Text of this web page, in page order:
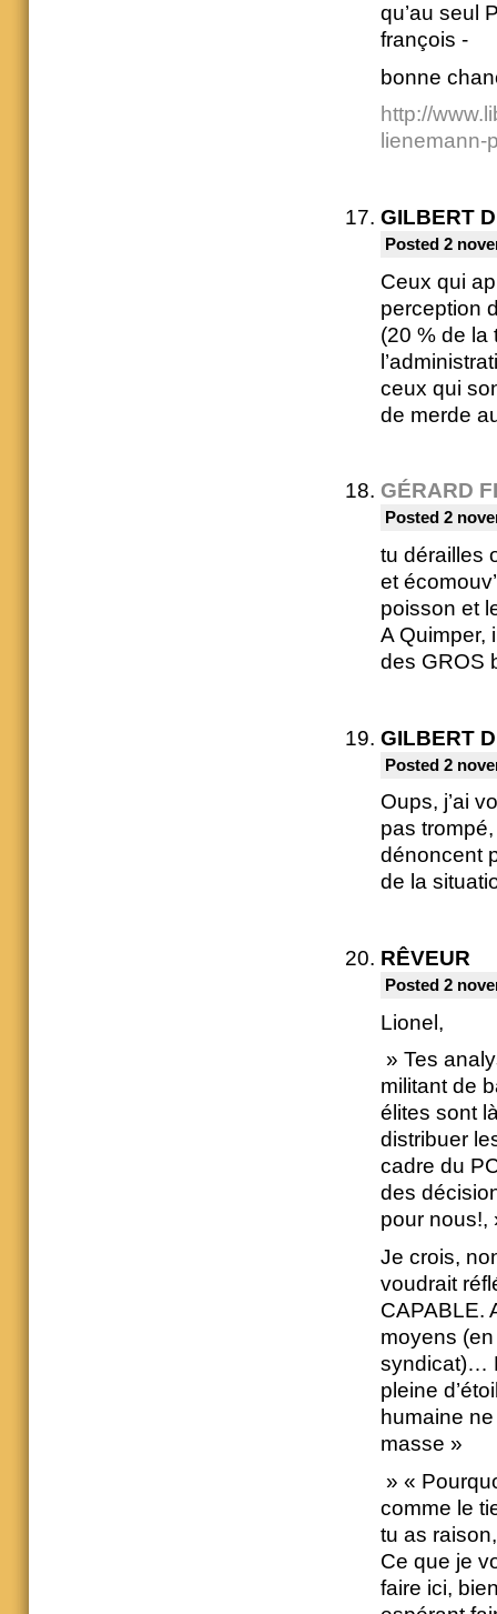
qu’au seul
françois -
bonne
http://
GILBERT
Posted 2
Ceux qui
perception
(20 % de la
ceux qui
de merde
GÉRARD
Posted 2
tu dérailles
et
poisson et
A Quimper,
des GROS
GILBERT
Posted 2
Oups, j’ai
pas
dénoncent
de la
RÊVEUR
Posted 2
Lionel,
» Tes
militant de
élites sont
distribuer
cadre du
des
pour nous!,
Je crois,
voudrait
CAPABLE.
moyens
syndicat)…
pleine
humaine
masse »
» «
comme le
tu as
Ce que je
faire ici,